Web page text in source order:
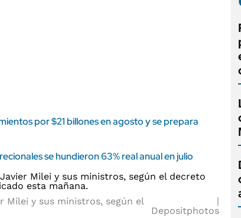
por $21 billones en agosto y se prepara
se hundieron 63% real anual en julio
Milei y sus ministros, según el
Depositphotos